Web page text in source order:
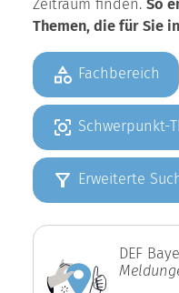
Zeitraum finden. So
Themen, die für Sie
Fachbereich
Schwerpunkt-
Erweiterte
DEF